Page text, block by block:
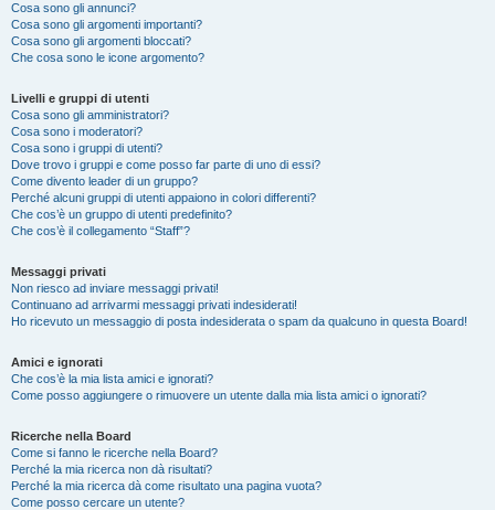
Cosa sono gli annunci?
Cosa sono gli argomenti importanti?
Cosa sono gli argomenti bloccati?
Che cosa sono le icone argomento?
Livelli e gruppi di utenti
Cosa sono gli amministratori?
Cosa sono i moderatori?
Cosa sono i gruppi di utenti?
Dove trovo i gruppi e come posso far parte di uno di essi?
Come divento leader di un gruppo?
Perché alcuni gruppi di utenti appaiono in colori differenti?
Che cos’è un gruppo di utenti predefinito?
Che cos’è il collegamento “Staff”?
Messaggi privati
Non riesco ad inviare messaggi privati!
Continuano ad arrivarmi messaggi privati indesiderati!
Ho ricevuto un messaggio di posta indesiderata o spam da qualcuno in questa Board!
Amici e ignorati
Che cos’è la mia lista amici e ignorati?
Come posso aggiungere o rimuovere un utente dalla mia lista amici o ignorati?
Ricerche nella Board
Come si fanno le ricerche nella Board?
Perché la mia ricerca non dà risultati?
Perché la mia ricerca dà come risultato una pagina vuota?
Come posso cercare un utente?